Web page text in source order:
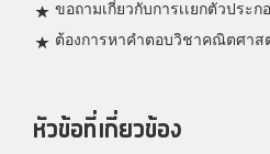
ขอถามเกี่ยวกับการเเยกตัวประ
ต้องการหาคำตอบวิชาคณิตศาส
หัวข้อที่เกี่ยวข้อง